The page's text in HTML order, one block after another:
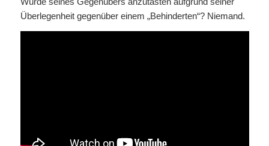
Überlegenheit gegenüber einem „Behinderten“? Niemand.